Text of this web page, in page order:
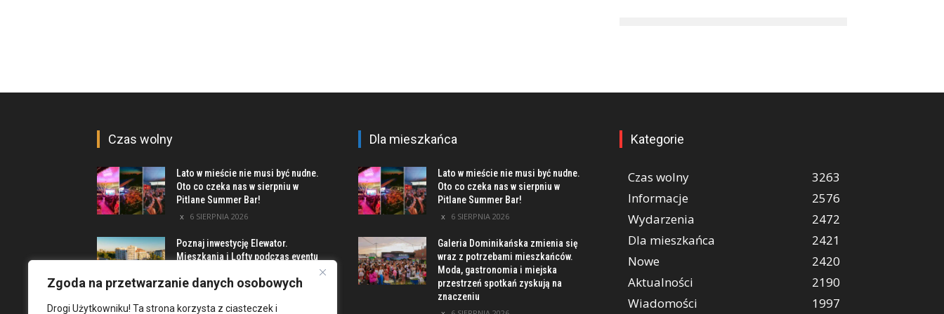
Zgoda na przetwarzanie danych osobowych
Drogi Użytkowniku! Ta strona korzysta z ciasteczek i
Czas wolny
Lato w mieście nie musi być nudne.
Oto co czeka nas w sierpniu w
Pitlane Summer Bar!
6 SIERPNIA 2026
Poznaj inwestycję Elewator.
Mieszkania i Lofty podczas eventu
5 SIERPNIA 2026
Dla mieszkańca
Lato w mieście nie musi być nudne.
Oto co czeka nas w sierpniu w
Pitlane Summer Bar!
6 SIERPNIA 2026
Galeria Dominikańska zmienia się
wraz z potrzebami mieszkańców.
Moda, gastronomia i miejska
przestrzeń spotkań zyskują na
znaczeniu
Kategorie
Czas wolny
3263
Informacje
2576
Wydarzenia
2472
Dla mieszkańca
2421
Nowe
2420
Aktualności
2190
Wiadomości
1997